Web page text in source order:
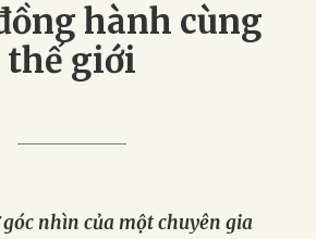
hành cùng
thế giới
góc nhìn của một chuyên gia